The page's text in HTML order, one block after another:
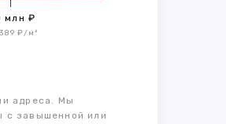
млн ₽
389 ₽/м²
адреса. Мы
с завышенной или